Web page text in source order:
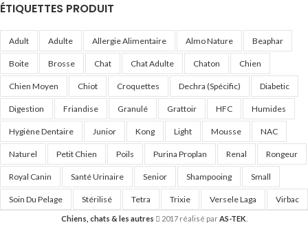
ÉTIQUETTES PRODUIT
Adult Adulte Allergie Alimentaire Almo Nature Beaphar
Boite Brosse Chat Chat Adulte Chaton Chien
Chien Moyen Chiot Croquettes Dechra (Spécific) Diabetic
Digestion Friandise Granulé Grattoir HFC Humides
Hygiène Dentaire Junior Kong Light Mousse NAC
Naturel Petit Chien Poils Purina Proplan Renal Rongeur
Royal Canin Santé Urinaire Senior Shampooing Small
Soin Du Pelage Stérilisé Tetra Trixie Versele Laga Virbac
Chiens, chats & les autres 2017 réalisé parAS-TEK